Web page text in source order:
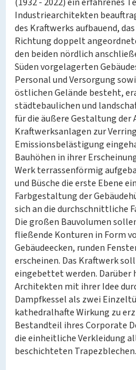
Industriearchitekten
des Kraftwerks aufbauend,
Richtung doppelt
den beiden nördlich
Süden vorgelagerten
Personal und Versorgung
östlichen Gelände besteht,
städtebaulichen und
für die äußere Gestaltung der
Kraftwerksanlagen zur
Emissionsbelästigung
Bauhöhen in ihrer
Werk terrassenförmig
und Büsche die erste Ebene
Farbgestaltung der
sich an die durchschnittliche
Die großen Bauvolumen
fließende Konturen in Form
Gebäudeecken, runden
erscheinen. Das Kraftwerk
eingebettet werden. Darüber
Architekten mit ihrer Idee
Dampfkessel als zwei
kathedralhafte Wirkung zu
Bestandteil ihres Corporate
die einheitliche Verkleidung
beschichteten Trapezblechen.